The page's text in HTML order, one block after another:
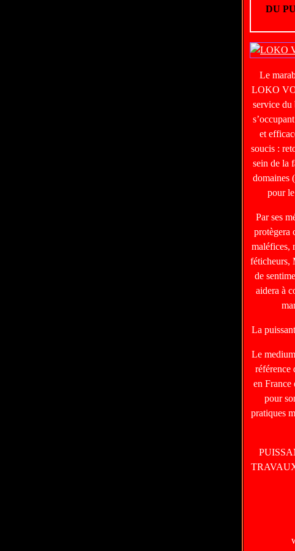
DU
Le
LOKO
service du
et
soucis :
sein de la
domaines
pour
Par ses
protègera
maléfices,
féticheurs,
de
aidera à
La
Le
référence
en France
pour
pratiques